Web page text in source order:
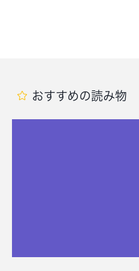
おすすめの読み物